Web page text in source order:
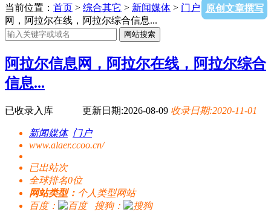
原创文章撰写
当前位置： 首页 > 综合其它 > 新闻媒体 > 门户 > 阿拉尔信息
网，阿拉尔在线，阿拉尔综合信息...
网站搜索
阿拉尔信息网，阿拉尔在线，阿拉尔综合
信息...
已收录入库 更新日期:2026-08-09 收录日期:2020-11-01
新闻媒体 门户
www.alaer.ccoo.cn/
已出站次
全球排名0位
网站类型： 个人类型网站
百度：
搜狗：